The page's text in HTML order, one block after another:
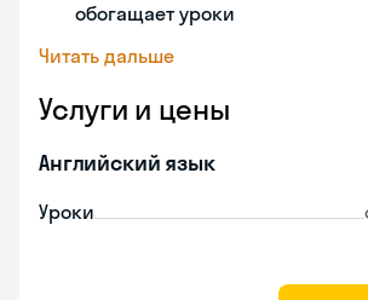
обогащает уроки
Читать дальше
Услуги и цены
Английский язык
Уроки